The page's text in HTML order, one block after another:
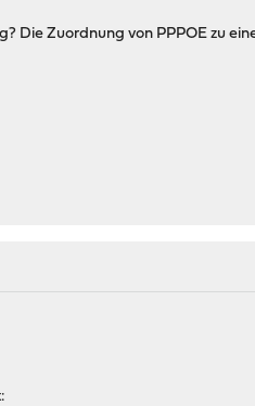
Die Zuordnung von PPPOE zu